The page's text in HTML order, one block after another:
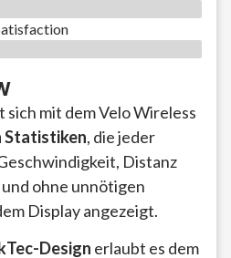
mit dem Velo Wireless
Statistiken, die jeder
Distanz
ohne unnötigen
Display angezeigt.
Design erlaubt es dem